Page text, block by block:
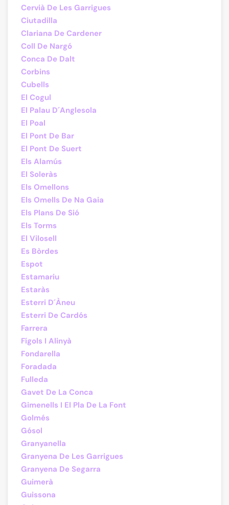
Cervià De Les Garrigues
Ciutadilla
Clariana De Cardener
Coll De Nargó
Conca De Dalt
Corbins
Cubells
El Cogul
El Palau D´Anglesola
El Poal
El Pont De Bar
El Pont De Suert
Els Alamús
El Soleràs
Els Omellons
Els Omells De Na Gaia
Els Plans De Sió
Els Torms
El Vilosell
Es Bòrdes
Espot
Estamariu
Estaràs
Esterri D´Àneu
Esterri De Cardós
Farrera
Fígols I Alinyà
Fondarella
Foradada
Fulleda
Gavet De La Conca
Gimenells I El Pla De La Font
Golmés
Gósol
Granyanella
Granyena De Les Garrigues
Granyena De Segarra
Guimerà
Guissona